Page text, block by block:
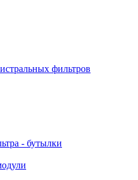
фильтров
- бутылки